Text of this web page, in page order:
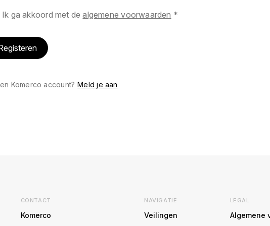
Ik ga akkoord met de algemene voorwaarden *
Komerco account? Meld je aan
CONTACT
Komerco
NAVIGATIE
Veilingen
LEGAL
Algemene